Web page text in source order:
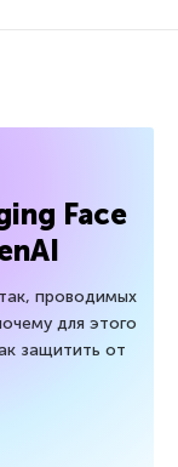
Face
проводимых
для этого
защитить от